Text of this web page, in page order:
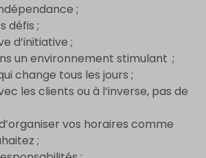
;
défis ;
d’initiative ;
un environnement stimulant ;
change tous les jours ;
les clients ou à l’inverse, pas de
vos horaires comme
;